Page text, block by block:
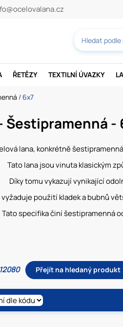
ŘETĚZY TEXTILNÍ ÚVAZKY
/ 6x7
Šestipramenná -
lana, konkrétně
Tato lana jsou vinuta klasickým
Díky tomu vykazují vynikající
použití kladek a bubnů
Tato specifika činí šestipramenná
Přejít na hledaný produkt